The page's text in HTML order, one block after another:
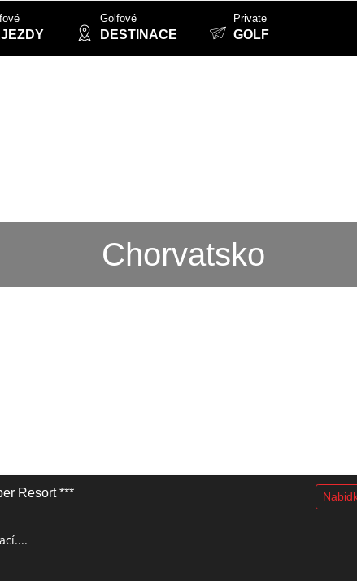
Golfové
DESTINACE
Private
GOLF
Chorvatsko
Resort ***